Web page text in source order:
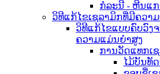
ກໍລະນີ - ຫີນແ
ວິທີແກ້ໄຂເຊລາມິກທີ່ມີຄວາ
ວິທີແກ້ໄຂແບບຄົບວົງ
ຄວາມແມ່ນຍໍາສູງ
ການວັດແທກເ
ໄມ້ບັນທັ